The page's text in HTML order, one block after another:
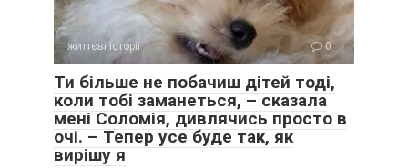
життєві історії 0
Ти більше не побачиш дітей тоді,
коли тобі заманеться, – сказала
мені Соломія, дивлячись просто в
очі. – Тепер усе буде так, як
вирішу я